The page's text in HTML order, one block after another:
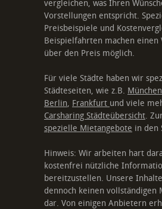
vergleichen, was Ihren
Vorstellungen entspricht.
Preisbeispiele und
Beispielfahrten machen einen
über den Preis möglich.
Für viele Städte haben wir
Städteseiten, wie z.B. München
Berlin, Frankfurt und viele
Carsharing Städteübersicht.
spezielle Mietangebote in den
Hinweis: Wir arbeiten hart
kostenfrei nützliche
bereitzustellen. Unsere
dennoch keinen vollständigen
dar. Von einigen Anbietern